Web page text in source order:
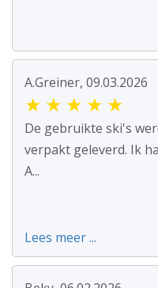
A.Greiner, 09.03.2026
★ ★ ★ ★ ★
De gebruikte ski's
verpakt geleverd. Ik
A...
Lees meer ...